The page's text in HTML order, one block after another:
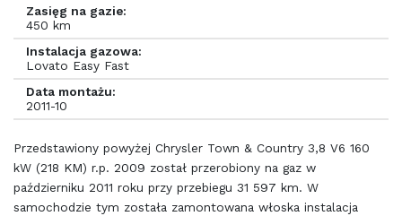
Zasięg na gazie:
450 km
Instalacja gazowa:
Lovato Easy Fast
Data montażu:
2011-10
Przedstawiony powyżej Chrysler Town & Country 3,8 V6 160
kW (218 KM) r.p. 2009 został przerobiony na gaz w
październiku 2011 roku przy przebiegu 31 597 km. W
samochodzie tym została zamontowana włoska instalacja